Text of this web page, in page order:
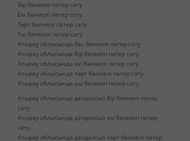
Бір бөлмелі пәтер сату
Екі бөлмелі пәтер сату
Төрт бөлмелі пәтер сату
Үш бөлмелі пәтер сату
Атырау облысында бес бөлмелі пәтер сату
Атырау облысында бір бөлмелі пәтер сату
Атырау облысында екі бөлмелі пәтер сату
Атырау облысында төрт бөлмелі пәтер сату
Атырау облысында үш бөлмелі пәтер сату
Атырау облысында делдалсыз бір бөлмелі пәтер
сату
Атырау облысында делдалсыз екі бөлмелі пәтер
сату
Атырау облысында делдалсыз төрт бөлмелі пәтер